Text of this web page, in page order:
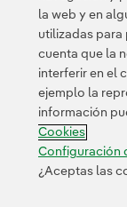
Contacta
Configuración
la web y en
utilizadas para
cuenta que la
interferir en el
ejemplo la
información
Cookies
Configuración
¿Aceptas las